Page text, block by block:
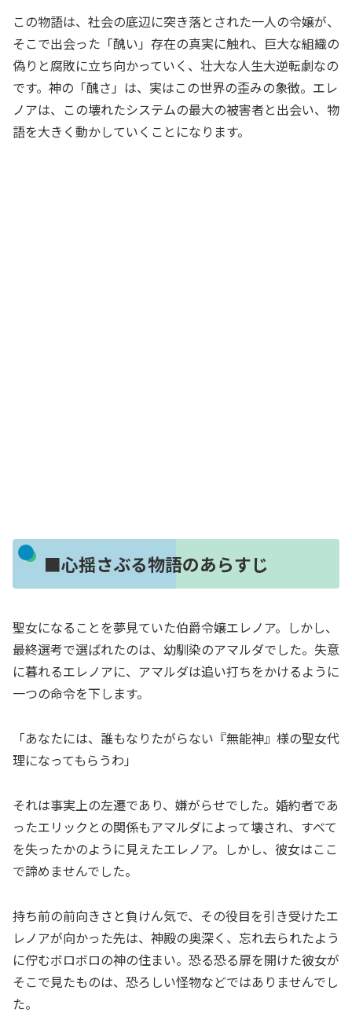
この物語は、社会の底辺に突き落とされた一人の令嬢が、
そこで出会った「醜い」存在の真実に触れ、巨大な組織の
偽りと腐敗に立ち向かっていく、壮大な人生大逆転劇なの
です。神の「醜さ」は、実はこの世界の歪みの象徴。エレ
ノアは、この壊れたシステムの最大の被害者と出会い、物
語を大きく動かしていくことになります。
■心揺さぶる物語のあらすじ
聖女になることを夢見ていた伯爵令嬢エレノア。しかし、
最終選考で選ばれたのは、幼馴染のアマルダでした。失意
に暮れるエレノアに、アマルダは追い打ちをかけるように
一つの命令を下します。
「あなたには、誰もなりたがらない『無能神』様の聖女代
理になってもらうわ」
それは事実上の左遷であり、嫌がらせでした。婚約者であ
ったエリックとの関係もアマルダによって壊され、すべて
を失ったかのように見えたエレノア。しかし、彼女はここ
で諦めませんでした。
持ち前の前向きさと負けん気で、その役目を引き受けたエ
レノアが向かった先は、神殿の奥深く、忘れ去られたよう
に佇むボロボロの神の住まい。恐る恐る扉を開けた彼女が
そこで見たものは、恐ろしい怪物などではありませんでし
た。